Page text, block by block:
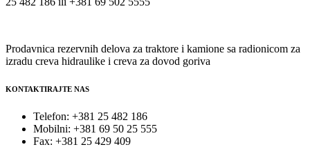
Prodavnica rezervnih delova za traktore i kamione sa radionicom za
izradu creva hidraulike i creva za dovod goriva
KONTAKTIRAJTE NAS
Telefon: +381 25 482 186
Mobilni: +381 69 50 25 555
Fax: +381 25 429 409